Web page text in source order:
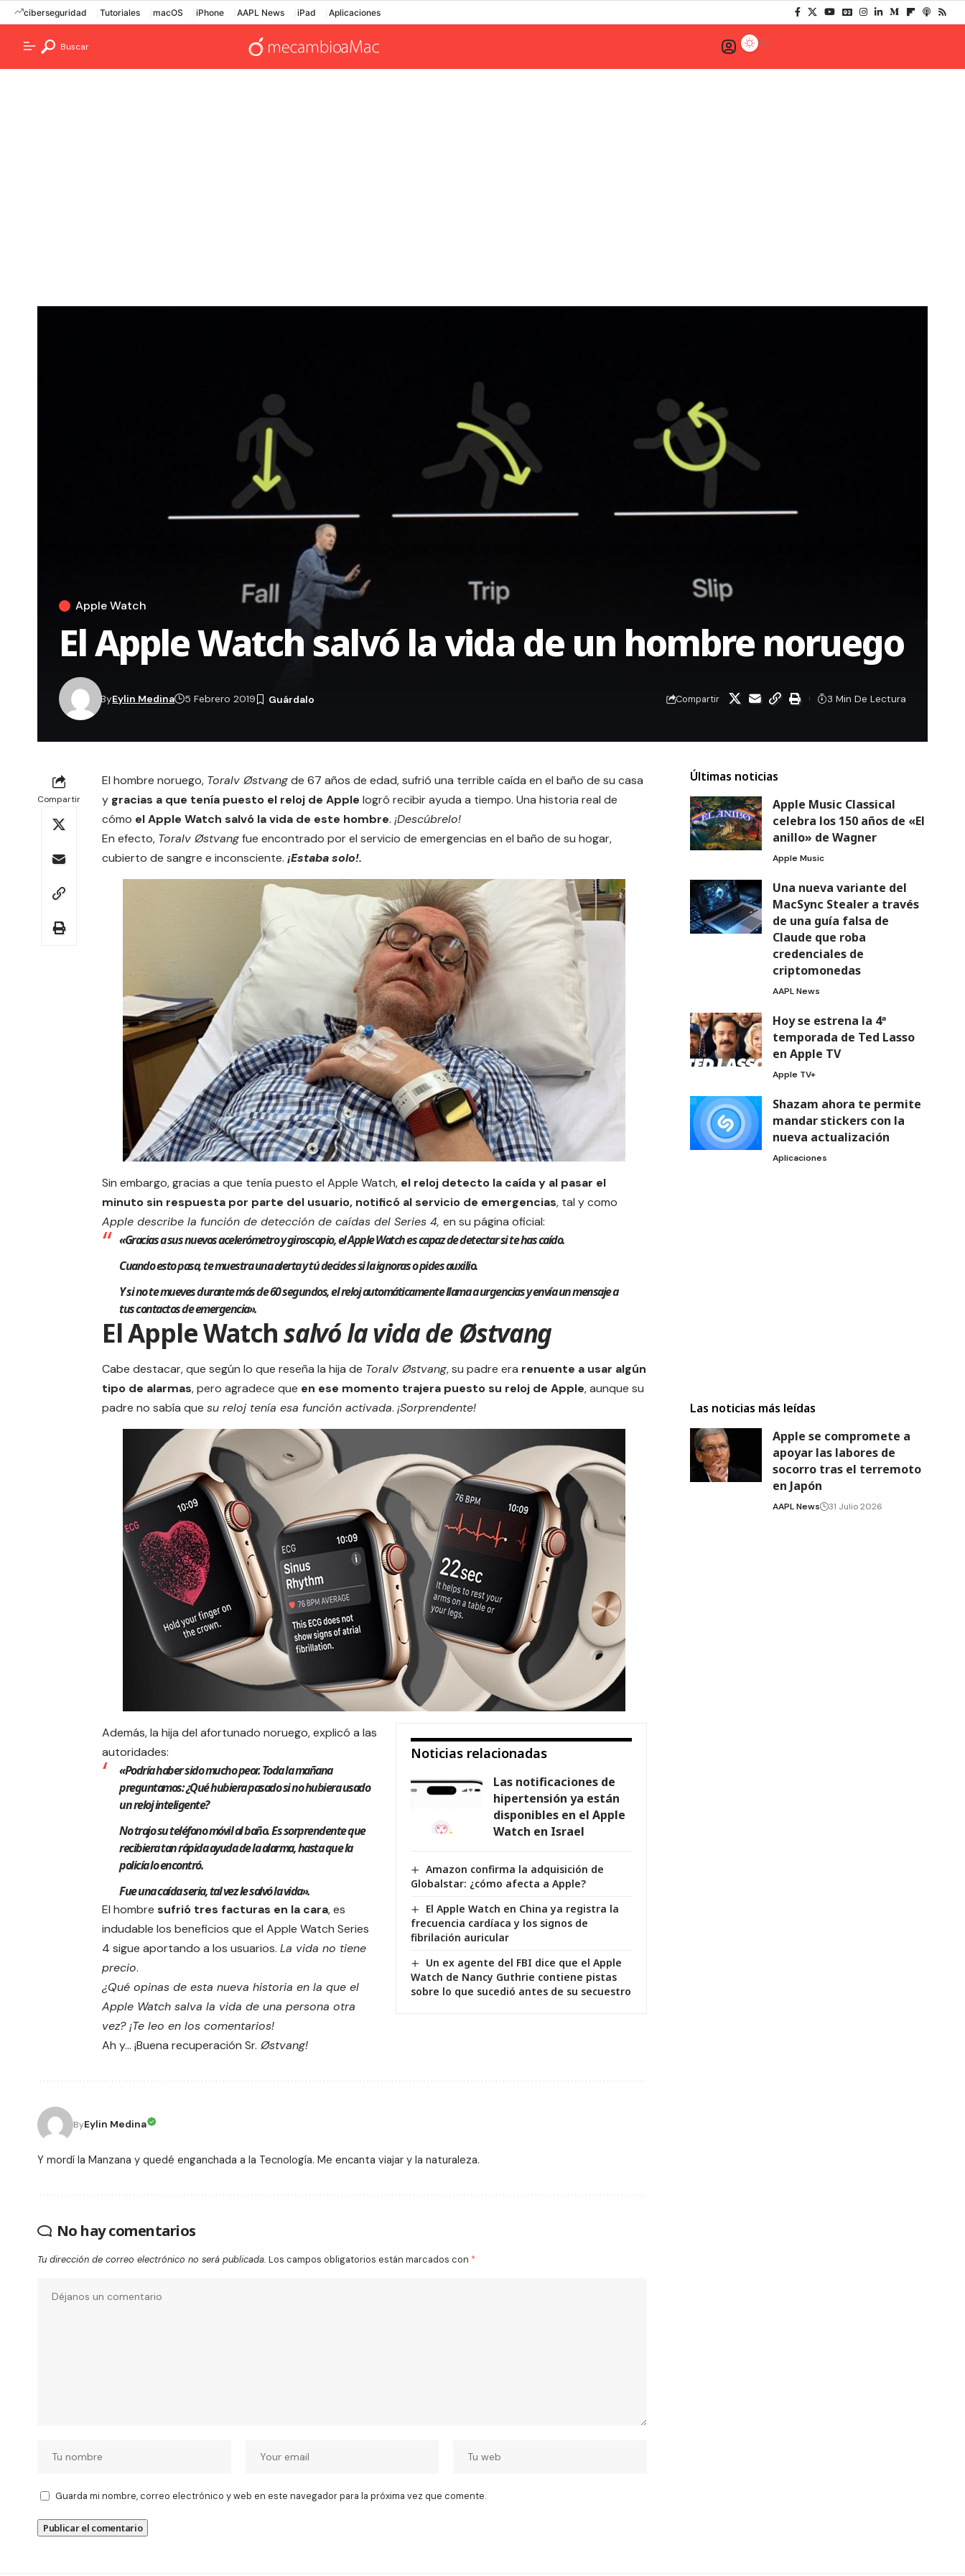
ciberseguridad Tutoriales macOS iPhone AAPL News iPad Aplicaciones
Buscar
Apple Watch
El Apple Watch salvó la vida de un hombre noruego
ByEylin Medina 5 Febrero 2019 Compartir 3 Min De Lectura
Compartir
El hombre noruego, Toralv Østvangde 67 años de edad, sufrió una terrible caída en el baño de su casa
y gracias a que tenía puesto el reloj de Apple logró recibir ayuda a tiempo. Una historia real de
cómo el Apple Watch salvó la vida de este hombre. ¡Descúbrelo!
En efecto, Toralv Østvangfue encontrado por el servicio de emergencias en el baño de su hogar,
cubierto de sangre e inconsciente. ¡Estaba solo!.
Sin embargo,gracias a que tenía puesto el Apple Watch, el reloj detecto la caída y al pasar el
minuto sin respuesta por parte del usuario, notificó al servicio de emergencias, tal y como
Apple describe la función de detección de caídas del Series 4, en su página oficial:
«Gracias a sus nuevos acelerómetro y giroscopio, el Apple Watch es capaz de detectar si te has caído.
Cuando esto pasa, te muestra una alerta y tú decides si la ignoras o pides auxilio.
Y si no te mueves durante más de 60 segundos, el reloj automáticamente llama a urgencias y envía un mensaje a
tus contactos de emergencia».
El Apple Watchsalvó la vida de Østvang
Cabe destacar, que según lo que reseña la hija de Toralv Østvang, su padre era renuente a usar algún
tipo de alarmas, pero agradece que en ese momento trajera puesto su reloj de Apple, aunque su
padre no sabía que su reloj tenía esa función activada. ¡Sorprendente!
Noticias relacionadas
Las notificaciones de
hipertensión ya están
disponibles en el Apple
Watch en Israel
Amazon confirma la adquisición de
Globalstar: ¿cómo afecta a Apple?
El Apple Watch en China ya registra la
frecuencia cardíaca y los signos de
fibrilación auricular
Un ex agente del FBI dice que el Apple
Watch de Nancy Guthrie contiene pistas
sobre lo que sucedió antes de su secuestro
Además, la hija del afortunado noruego, explicó a las
autoridades:
«Podría haber sido mucho peor. Toda la mañana
preguntamos: ¿Qué hubiera pasado si no hubiera usado
un reloj inteligente?
No trajo su teléfono móvil al baño. Es sorprendente que
recibiera tan rápida ayuda de la alarma, hasta que la
policía lo encontró.
Fue una caída seria, tal vez le salvó la vida».
El hombre sufrió tres facturas en la cara, es
indudable los beneficios que el Apple Watch Series
4 sigue aportando a los usuarios. La vida no tiene
precio.
¿Qué opinas de esta nueva historia en la que el
Apple Watch salva la vida de una persona otra
vez? ¡Te leo en los comentarios!
Ah y… ¡Buena recuperación Sr. Østvang!
ByEylin Medina
Y mordí la Manzana y quedé enganchada a la Tecnología. Me encanta viajar y la naturaleza.
No hay comentarios
Tu dirección de correo electrónico no será publicada. Los campos obligatorios están marcados con *
Guarda mi nombre, correo electrónico y web en este navegador para la próxima vez que comente.
Últimas noticias
Apple Music Classical
celebra los 150 años de «El
anillo» de Wagner
Apple Music
Una nueva variante del
MacSync Stealer a través
de una guía falsa de
Claude que roba
credenciales de
criptomonedas
AAPL News
Hoy se estrena la 4ª
temporada de Ted Lasso
en Apple TV
Apple TV+
Shazam ahora te permite
mandar stickers con la
nueva actualización
Aplicaciones
Las noticias más leídas
Apple se compromete a
apoyar las labores de
socorro tras el terremoto
en Japón
AAPL News 31 Julio 2026